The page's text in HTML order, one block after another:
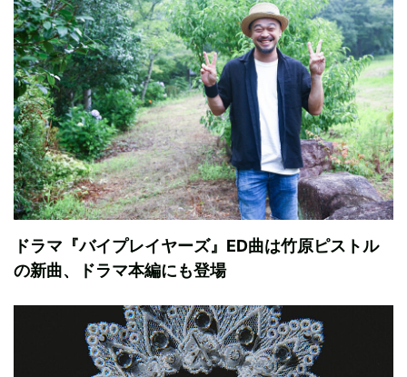
ドラマ『バイプレイヤーズ』ED曲は竹原ピストル
の新曲、ドラマ本編にも登場